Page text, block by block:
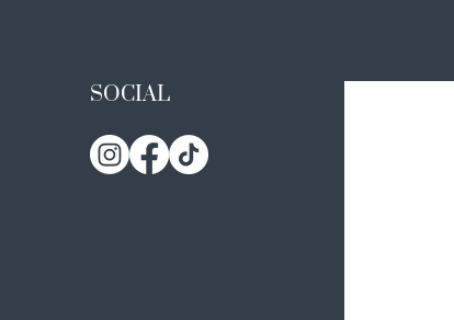
SOCIAL